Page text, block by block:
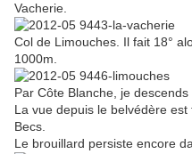
Vacherie.
Col de Limouches. Il fait 18°
1000m.
Par Côte Blanche, je descends
La vue depuis le belvédère
Becs.
Le brouillard persiste encore